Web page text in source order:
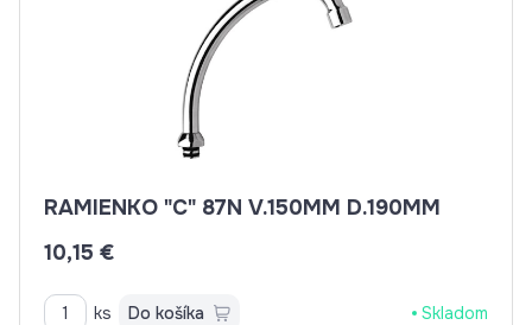
RAMIENKO "C" 87N V.150MM D.190MM
10,15 €
ks Do košíka Skladom